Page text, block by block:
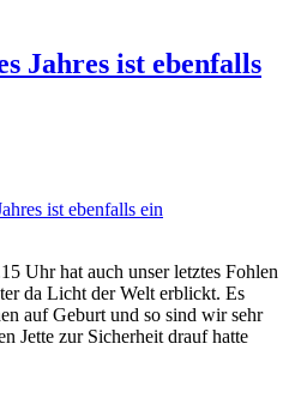
Jahres ist ebenfalls
Uhr hat auch unser letztes Fohlen
da Licht der Welt erblickt. Es
auf Geburt und so sind wir sehr
Jette zur Sicherheit drauf hatte